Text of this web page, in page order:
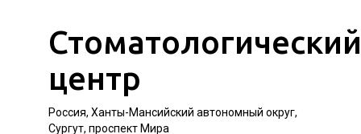
Стоматологический
центр
Россия, Ханты-Мансийский автономный округ,
Сургут, проспект Мира